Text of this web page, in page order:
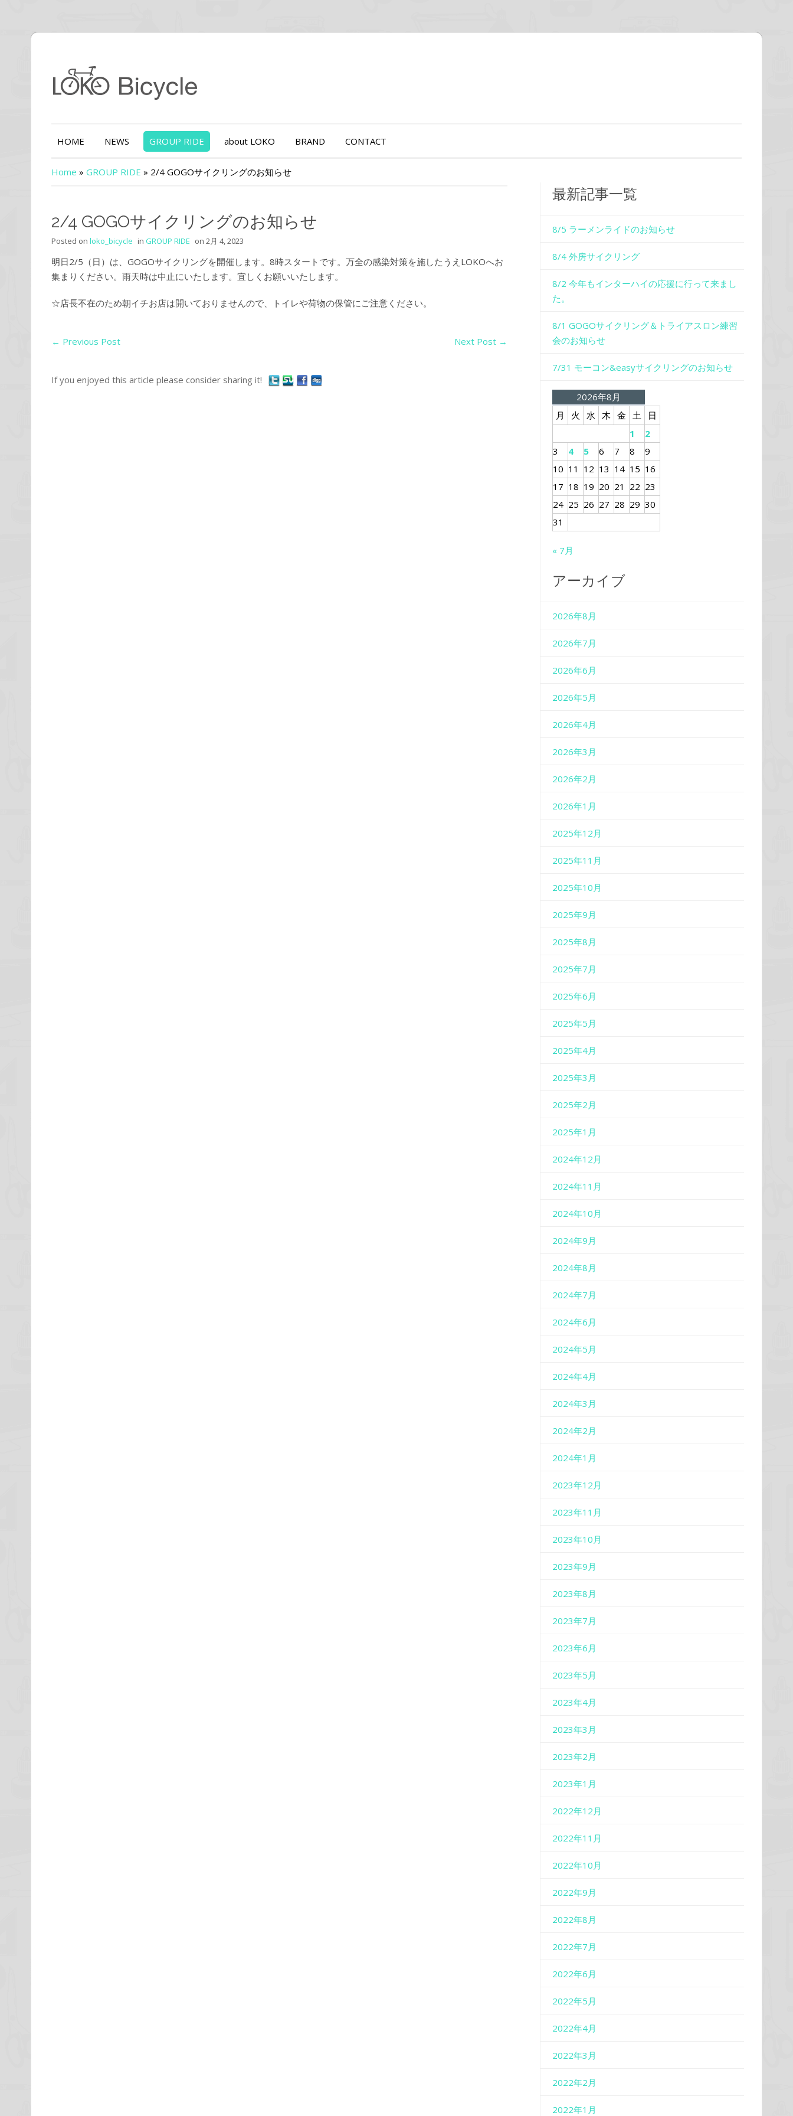
HOME NEWS GROUP RIDE about LOKO BRAND CONTACT
Home » GROUP RIDE » 2/4 GOGOサイクリングのお知らせ
2/4 GOGOサイクリングのお知らせ
Posted on loko_bicycle in GROUP RIDE on 2月 4, 2023
明日2/5（日）は、GOGOサイクリングを開催します。8時スタートです。万全の感染対策を施したうえLOKOへお
集まりください。雨天時は中止にいたします。宜しくお願いいたします。
☆店長不在のため朝イチお店は開いておりませんので、トイレや荷物の保管にご注意ください。
← Previous Post Next Post →
If you enjoyed this article please consider sharing it!
最新記事一覧
8/5 ラーメンライドのお知らせ
8/4 外房サイクリング
8/2 今年もインターハイの応援に行って来まし
た。
8/1 GOGOサイクリング＆トライアスロン練習
会のお知らせ
7/31 モーコン&easyサイクリングのお知らせ
2026年8月
月
火 水 木 金 土
日
1
2
3
4 5 6 7 8
9
10 11 12 13 14 15 16
17 18 19 20 21 22 23
24 25 26 27 28 29 30
31
« 7月
アーカイブ
2026年8月
2026年7月
2026年6月
2026年5月
2026年4月
2026年3月
2026年2月
2026年1月
2025年12月
2025年11月
2025年10月
2025年9月
2025年8月
2025年7月
2025年6月
2025年5月
2025年4月
2025年3月
2025年2月
2025年1月
2024年12月
2024年11月
2024年10月
2024年9月
2024年8月
2024年7月
2024年6月
2024年5月
2024年4月
2024年3月
2024年2月
2024年1月
2023年12月
2023年11月
2023年10月
2023年9月
2023年8月
2023年7月
2023年6月
2023年5月
2023年4月
2023年3月
2023年2月
2023年1月
2022年12月
2022年11月
2022年10月
2022年9月
2022年8月
2022年7月
2022年6月
2022年5月
2022年4月
2022年3月
2022年2月
2022年1月